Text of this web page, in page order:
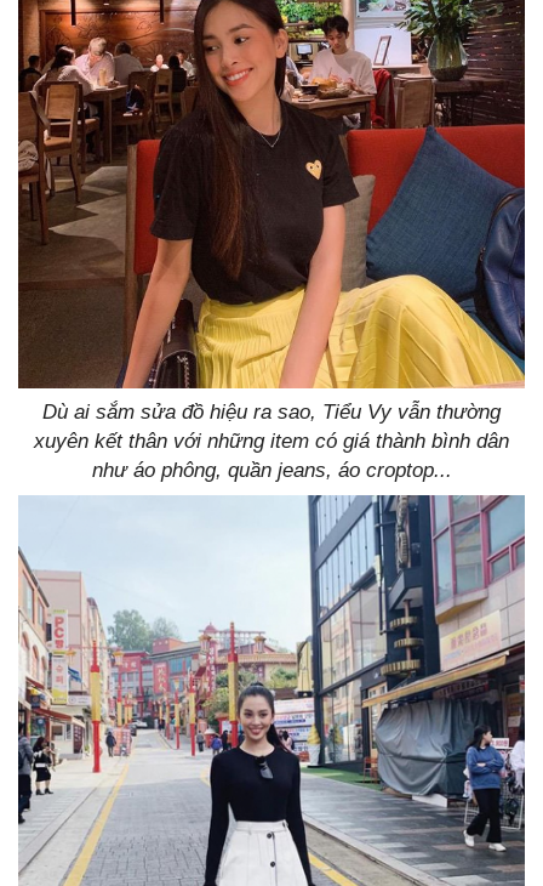
Dù ai sắm sửa đồ hiệu ra sao, Tiểu Vy vẫn thường
xuyên kết thân với những item có giá thành bình dân
như áo phông, quần jeans, áo croptop...